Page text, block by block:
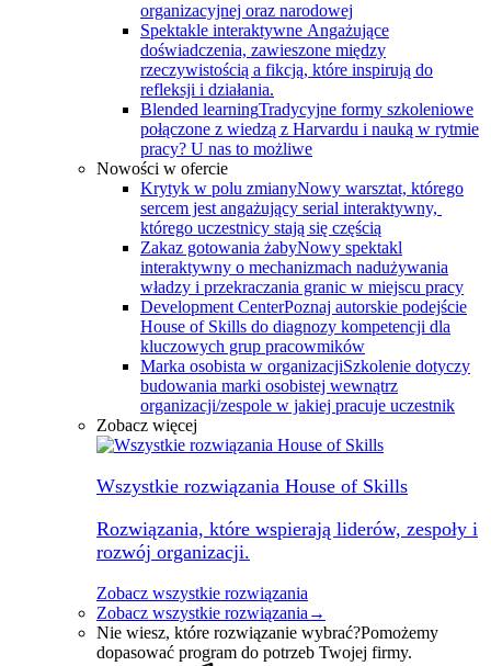
organizacyjnej oraz narodowej
Spektakle interaktywne Angażujące
doświadczenia, zawieszone między
rzeczywistością a fikcją, które inspirują do
refleksji i działania.
Blended learningTradycyjne formy szkoleniowe
połączone z wiedzą z Harvardu i nauką w rytmie
pracy? U nas to możliwe
Nowości w ofercie
Krytyk w polu zmianyNowy warsztat, którego
sercem jest angażujący serial interaktywny, ​
którego uczestnicy stają się częścią
Zakaz gotowania żabyNowy spektakl
interaktywny o mechanizmach nadużywania
władzy i przekraczania granic w miejscu pracy
Development CenterPoznaj autorskie podejście
House of Skills do diagnozy kompetencji dla
kluczowych grup pracowmików
Marka osobista w organizacjiSzkolenie dotyczy
budowania marki osobistej wewnątrz
organizacji/zespole w jakiej pracuje uczestnik
Zobacz więcej
Wszystkie rozwiązania House of Skills
Rozwiązania, które wspierają liderów, zespoły i
rozwój organizacji.
Zobacz wszystkie rozwiązania
Zobacz wszystkie rozwiązania →
Nie wiesz, które rozwiązanie wybrać?Pomożemy
dopasować program do potrzeb Twojej firmy.